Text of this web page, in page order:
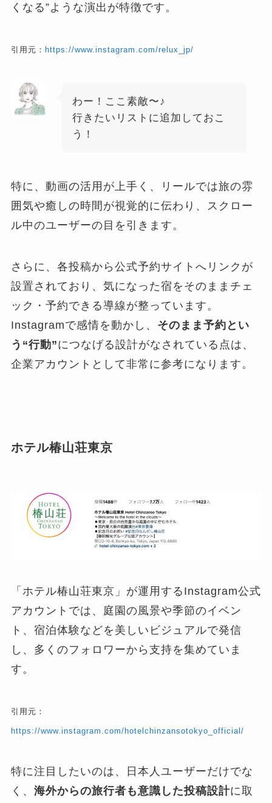
くなる”ような演出が特徴です。
引用元： https://www.instagram.com/relux_jp/
わー！ここ素敵〜♪
行きたいリストに追加しておこ
う！
特に、動画の活用が上手く、リールでは旅の雰
囲気や癒しの時間が視覚的に伝わり、スクロー
ル中のユーザーの目を引きます。
さらに、各投稿から公式予約サイトへリンクが
設置されており、気になった宿をそのままチェ
ック・予約できる導線が整っています。
Instagramで感情を動かし、 そのまま予約とい
う“行動”につなげる設計がなされている点は、
企業アカウントとして非常に参考になります。
ホテル椿山荘東京
「ホテル椿山荘東京」が運用する​Instagram公式
アカウントでは、庭園の風景や季節のイベン
ト、宿泊体験などを美しいビジュアルで発信
し、多くのフォロワーから支持を集めていま
す。
引用元：
https://www.instagram.com/hotelchinzansotokyo_official/
特に注目したいのは、日本人ユーザーだけでな
く、 海外からの旅行者も意識した投稿設計に取